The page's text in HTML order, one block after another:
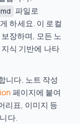
파일로
하세요. 이 로컬
장하며, 모든 노
식 기반에 나타
니다. 노트 작성
페이지에 붙여
리표, 이미지 등
다.